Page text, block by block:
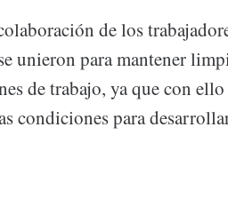
de los
unieron para mantener
de trabajo, ya que con
condiciones para